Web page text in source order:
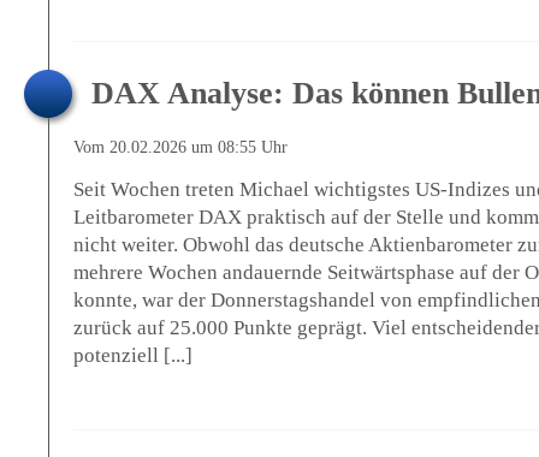
DAX Analyse: Das können
Vom 20.02.2026 um 08:55 Uhr
Seit Wochen treten Michael wichtigstes US-Indizes
Leitbarometer DAX praktisch auf der Stelle und
nicht weiter. Obwohl das deutsche Aktienbarometer
mehrere Wochen andauernde Seitwärtsphase auf der
konnte, war der Donnerstagshandel von
zurück auf 25.000 Punkte geprägt. Viel
potenziell [...]